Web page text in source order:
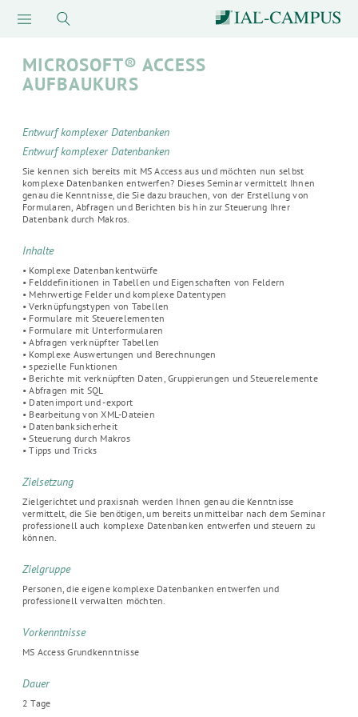
MICROSOFT® ACCESS
AUFBAUKURS
Entwurf komplexer Datenbanken
Entwurf komplexer Datenbanken
Sie kennen sich bereits mit MS Access aus und möchten nun selbst
komplexe Datenbanken entwerfen? Dieses Seminar vermittelt Ihnen
genau die Kenntnisse, die Sie dazu brauchen, von der Erstellung von
Formularen, Abfragen und Berichten bis hin zur Steuerung Ihrer
Datenbank durch Makros.
Inhalte
• Komplexe Datenbankentwürfe
• Felddefinitionen in Tabellen und Eigenschaften von Feldern
• Mehrwertige Felder und komplexe Datentypen
• Verknüpfungstypen von Tabellen
• Formulare mit Steuerelementen
• Formulare mit Unterformularen
• Abfragen verknüpfter Tabellen
• Komplexe Auswertungen und Berechnungen
• spezielle Funktionen
• Berichte mit verknüpften Daten, Gruppierungen und Steuerelemente
• Abfragen mit SQL
• Datenimport und -export
• Bearbeitung von XML-Dateien
• Datenbanksicherheit
• Steuerung durch Makros
• Tipps und Tricks
Zielsetzung
Zielgerichtet und praxisnah werden Ihnen genau die Kenntnisse
vermittelt, die Sie benötigen, um bereits unmittelbar nach dem Seminar
professionell auch komplexe Datenbanken entwerfen und steuern zu
können.
Zielgruppe
Personen, die eigene komplexe Datenbanken entwerfen und
professionell verwalten möchten.
Vorkenntnisse
MS Access Grundkenntnisse
Dauer
2 Tage